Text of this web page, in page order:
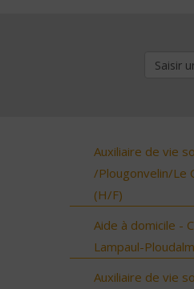
Auxiliaire de vie
/Plougonvelin/Le
(H/F)
Aide à domicile -
Lampaul-
Auxiliaire de vie